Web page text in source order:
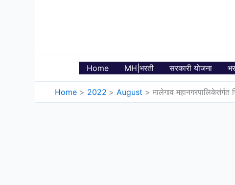
Home MH|भरती सरकारी योजना
Home 2022 August मालेगाव